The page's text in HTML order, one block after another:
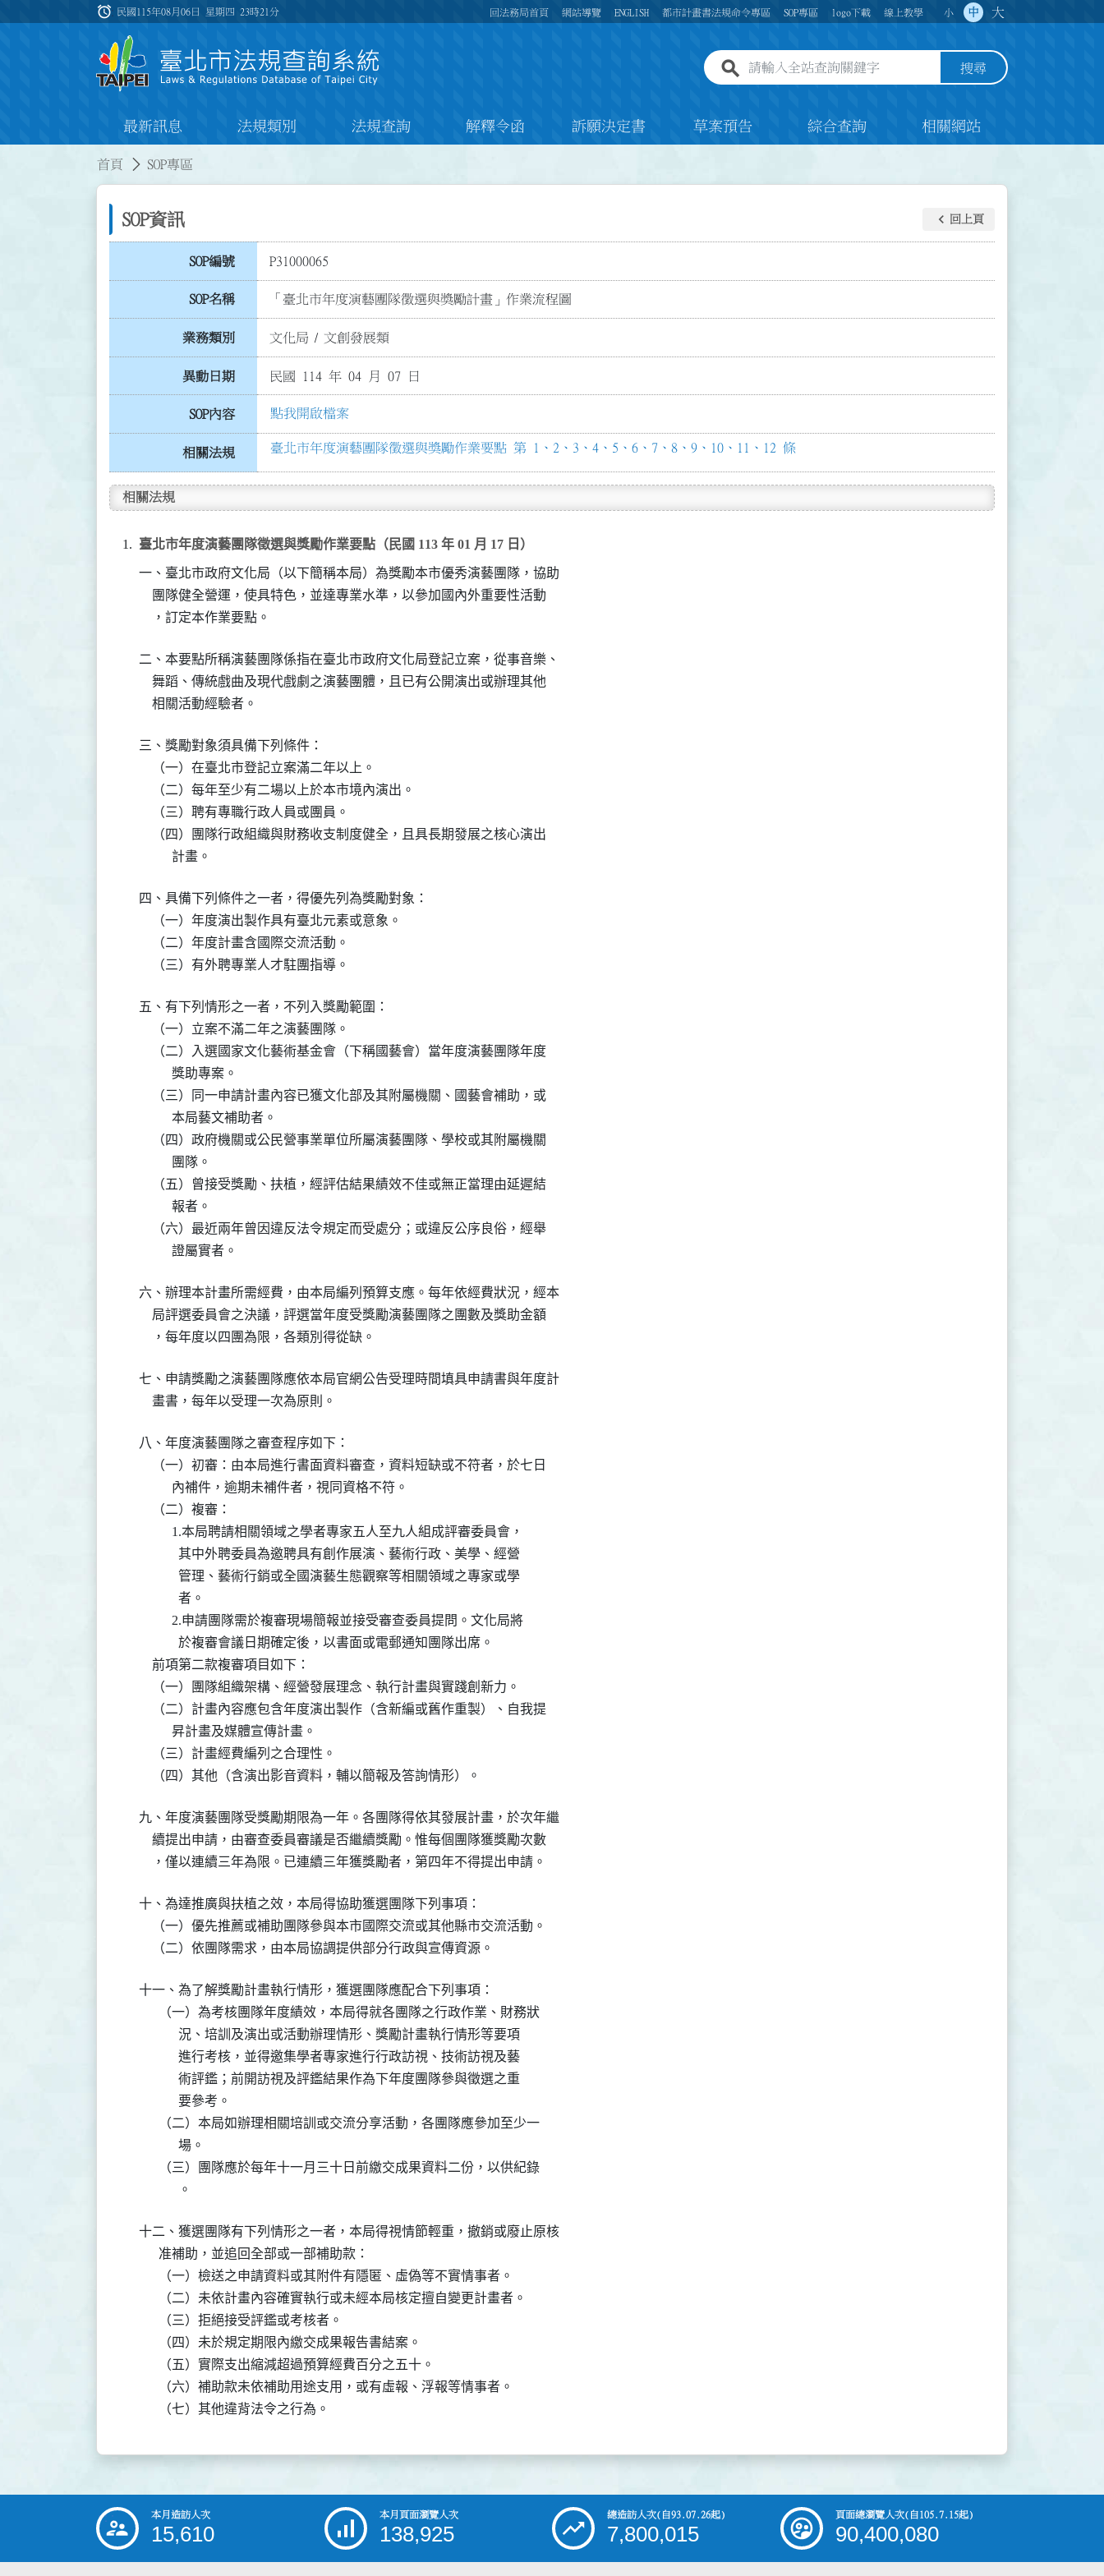
:::
alarm 民國115年08月06日 星期四23時21分 回法務局首頁 網站導覽 ENGLISH 都市計畫書法規命令專區 SOP專區 logo下載 線上教學 小 中 大
全站查詢關鍵字欄位 搜尋
最新訊息 法規類別 法規查詢 解釋令函 訴願決定書 草案預告 綜合查詢 相關網站
首頁 SOP專區
SOP資訊 keyboard_arrow_left 回上頁
SOP編號 P31000065
SOP名稱 「臺北市年度演藝團隊徵選與獎勵計畫」作業流程圖
業務類別 文化局 / 文創發展類
異動日期 民國 114 年 04 月 07 日
SOP內容 點我開啟檔案
相關法規 臺北市年度演藝團隊徵選與獎勵作業要點 第 1、2、3、4、5、6、7、8、9、10、11、12 條
相關法規
臺北市年度演藝團隊徵選與獎勵作業要點（民國 113 年 01 月 17 日）
一、臺北市政府文化局（以下簡稱本局）為獎勵本市優秀演藝團隊，協助
    團隊健全營運，使具特色，並達專業水準，以參加國內外重要性活動
    ，訂定本作業要點。
二、本要點所稱演藝團隊係指在臺北市政府文化局登記立案，從事音樂、
    舞蹈、傳統戲曲及現代戲劇之演藝團體，且已有公開演出或辦理其他
    相關活動經驗者。
三、獎勵對象須具備下列條件：
    （一）在臺北市登記立案滿二年以上。
    （二）每年至少有二場以上於本市境內演出。
    （三）聘有專職行政人員或團員。
    （四）團隊行政組織與財務收支制度健全，且具長期發展之核心演出
          計畫。
四、具備下列條件之一者，得優先列為獎勵對象：
    （一）年度演出製作具有臺北元素或意象。
    （二）年度計畫含國際交流活動。
    （三）有外聘專業人才駐團指導。
五、有下列情形之一者，不列入獎勵範圍：
    （一）立案不滿二年之演藝團隊。
    （二）入選國家文化藝術基金會（下稱國藝會）當年度演藝團隊年度
          獎助專案。
    （三）同一申請計畫內容已獲文化部及其附屬機關、國藝會補助，或
          本局藝文補助者。
    （四）政府機關或公民營事業單位所屬演藝團隊、學校或其附屬機關
          團隊。
    （五）曾接受獎勵、扶植，經評估結果績效不佳或無正當理由延遲結
          報者。
    （六）最近兩年曾因違反法令規定而受處分；或違反公序良俗，經舉
          證屬實者。
六、辦理本計畫所需經費，由本局編列預算支應。每年依經費狀況，經本
    局評選委員會之決議，評選當年度受獎勵演藝團隊之團數及獎助金額
    ，每年度以四團為限，各類別得從缺。
七、申請獎勵之演藝團隊應依本局官網公告受理時間填具申請書與年度計
    畫書，每年以受理一次為原則。
八、年度演藝團隊之審查程序如下：
    （一）初審：由本局進行書面資料審查，資料短缺或不符者，於七日
          內補件，逾期未補件者，視同資格不符。
    （二）複審：
          1.本局聘請相關領域之學者專家五人至九人組成評審委員會，
            其中外聘委員為邀聘具有創作展演、藝術行政、美學、經營
            管理、藝術行銷或全國演藝生態觀察等相關領域之專家或學
            者。
          2.申請團隊需於複審現場簡報並接受審查委員提問。文化局將
            於複審會議日期確定後，以書面或電郵通知團隊出席。
    前項第二款複審項目如下：
    （一）團隊組織架構、經營發展理念、執行計畫與實踐創新力。
    （二）計畫內容應包含年度演出製作（含新編或舊作重製）、自我提
          昇計畫及媒體宣傳計畫。
    （三）計畫經費編列之合理性。
    （四）其他（含演出影音資料，輔以簡報及答詢情形）。
九、年度演藝團隊受獎勵期限為一年。各團隊得依其發展計畫，於次年繼
    續提出申請，由審查委員審議是否繼續獎勵。惟每個團隊獲獎勵次數
    ，僅以連續三年為限。已連續三年獲獎勵者，第四年不得提出申請。
十、為達推廣與扶植之效，本局得協助獲選團隊下列事項：
    （一）優先推薦或補助團隊參與本市國際交流或其他縣市交流活動。
    （二）依團隊需求，由本局協調提供部分行政與宣傳資源。
十一、為了解獎勵計畫執行情形，獲選團隊應配合下列事項：
      （一）為考核團隊年度績效，本局得就各團隊之行政作業、財務狀
            況、培訓及演出或活動辦理情形、獎勵計畫執行情形等要項
            進行考核，並得邀集學者專家進行行政訪視、技術訪視及藝
            術評鑑；前開訪視及評鑑結果作為下年度團隊參與徵選之重
            要參考。
      （二）本局如辦理相關培訓或交流分享活動，各團隊應參加至少一
            場。
      （三）團隊應於每年十一月三十日前繳交成果資料二份，以供紀錄
            。
十二、獲選團隊有下列情形之一者，本局得視情節輕重，撤銷或廢止原核
      准補助，並追回全部或一部補助款：
      （一）檢送之申請資料或其附件有隱匿、虛偽等不實情事者。
      （二）未依計畫內容確實執行或未經本局核定擅自變更計畫者。
      （三）拒絕接受評鑑或考核者。
      （四）未於規定期限內繳交成果報告書結案。
      （五）實際支出縮減超過預算經費百分之五十。
      （六）補助款未依補助用途支用，或有虛報、浮報等情事者。
      （七）其他違背法令之行為。
::: 本月造訪人次
15,610
本月頁面瀏覽人次
138,925
總造訪人次(自93.07.26起)
7,800,015
頁面總瀏覽人次(自105.7.15起)
90,400,080